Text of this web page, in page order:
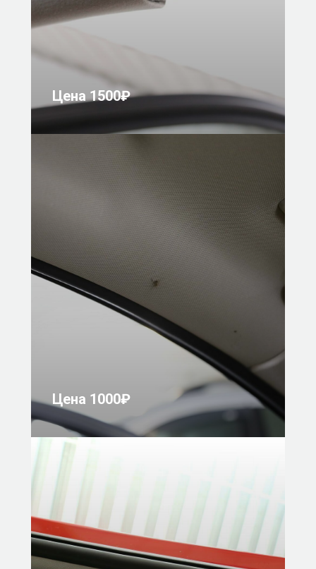
Цена 1500₽
Цена 1000₽